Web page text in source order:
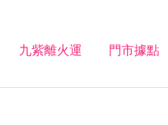
九紫離火運 門市據點